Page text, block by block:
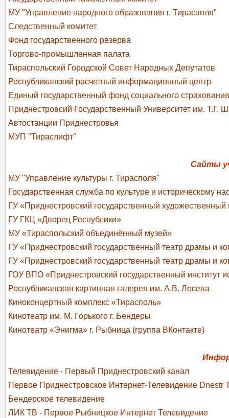
МУ "Управление народного образования г. Тирасполя"
Следственный комитет
Фонд государственного резерва
Торгово-промышленная палата
Тираспольский Городской Совет Народных Депутатов
Республиканский расчетный информационный центр
Единый государственный фонд социального страхования
Приднестровсий Государственный Университет им. Т.Г.
Автостанции Приднестровья
МУП "Тираслифт"
Сайты
МУ "Управление культуры г. Тирасполя"
Государственная служба по культуре и историческому
ГУ «Приднестровский государственный художественный
ГУ ГКЦ «Дворец Республики»
МУ «Тираспольский объединённый музей»
ГУ «Приднестровский государственный театр драмы и
ГУ «Приднестровский государственный театр драмы и
ГОУ ВПО «Приднестровский государственный институт
Республиканская картинная галерея им. А.В. Лосева
Киноконцертный комплекс «Тирасполь»
Кинотеатр им. М. Горького г. Бендеры
Кинотеатр «Энигма» г. Рыбница (группа ВКонтакте)
Телевидение - Первый Приднестровский канал
Первое Приднестровское Интернет-Телевидение Dnestr
Бендерское телевидение
ЛИК ТВ - Первое Рыбницкое Интернет Телевидение